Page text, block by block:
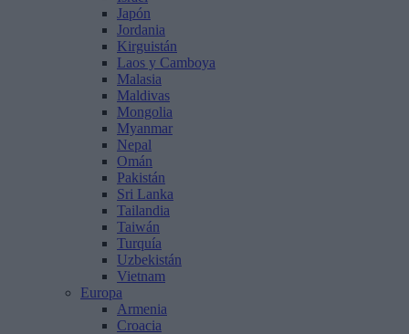
Japón
Jordania
Kirguistán
Laos y Camboya
Malasia
Maldivas
Mongolia
Myanmar
Nepal
Omán
Pakistán
Sri Lanka
Tailandia
Taiwán
Turquía
Uzbekistán
Vietnam
Europa
Armenia
Croacia